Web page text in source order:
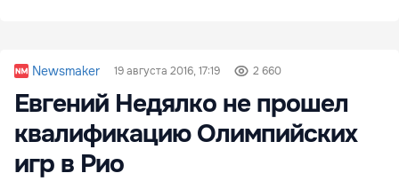
Newsmaker 19 августа 2016, 17:19 2 660
Евгений Недялко не прошел
квалификацию Олимпийских
игр в Рио